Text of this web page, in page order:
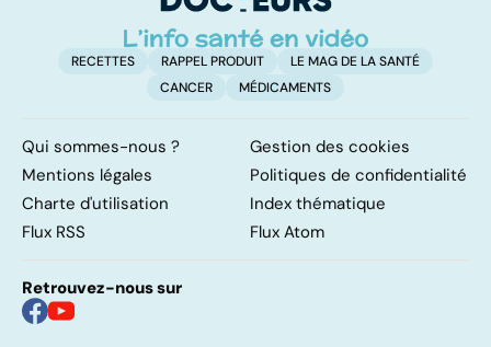
RECETTES RAPPEL PRODUIT
LE MAG DE LA SANTÉ
CANCER
MÉDICAMENTS
Qui sommes-nous ?
Gestion des cookies
Mentions légales
Politiques de confidentialité
Charte d'utilisation
Index thématique
Flux RSS
Flux Atom
Retrouvez-nous sur